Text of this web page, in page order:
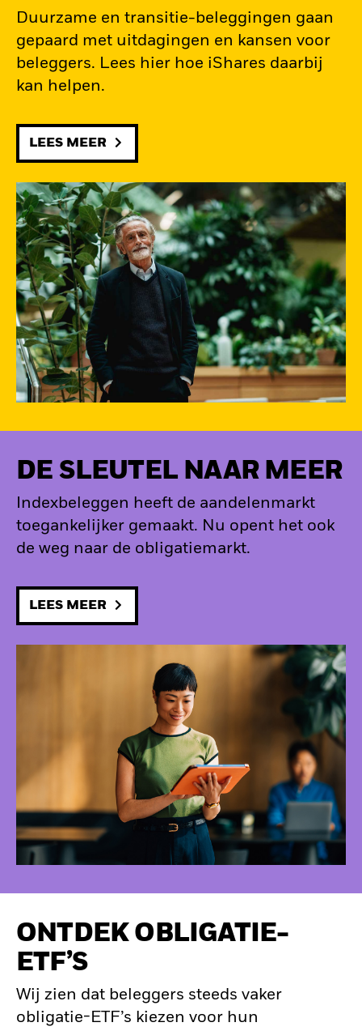
Duurzame en transitie-beleggingen gaan
gepaard met uitdagingen en kansen voor
beleggers. Lees hier hoe iShares daarbij
kan helpen.
LEES MEER
DE SLEUTEL NAAR MEER
Indexbeleggen heeft de aandelenmarkt
toegankelijker gemaakt. Nu opent het ook
de weg naar de obligatiemarkt.
LEES MEER
ONTDEK OBLIGATIE-
ETF’S
Wij zien dat beleggers steeds vaker
obligatie-ETF’s kiezen voor hun